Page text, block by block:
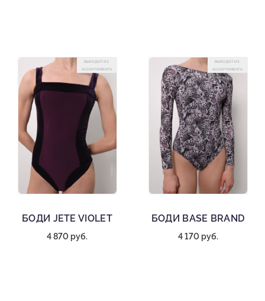
ВЫХОДИТ ИЗ
АССОРТИМЕНТА
БОДИ JETE VIOLET
4 870 руб.
ВЫХОДИТ ИЗ
АССОРТИМЕНТА
БОДИ BASE BRAND
4 170 руб.